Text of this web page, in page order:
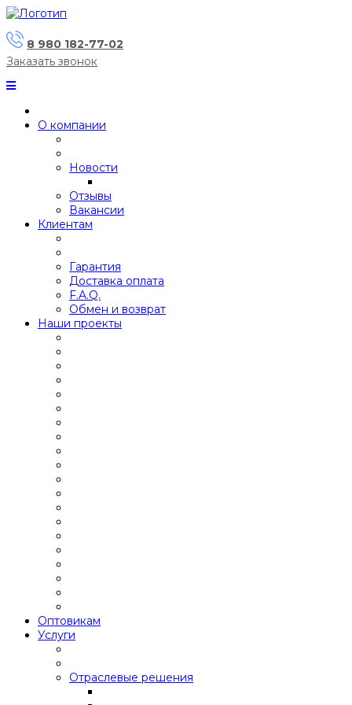
8 980 182-77-02
Заказать звонок
О компании
Новости
Отзывы
Вакансии
Клиентам
Гарантия
Доставка оплата
F.A.Q.
Обмен и возврат
Наши проекты
Оптовикам
Услуги
Отраслевые решения